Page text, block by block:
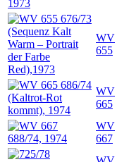
WV
655
WV
665
WV
667